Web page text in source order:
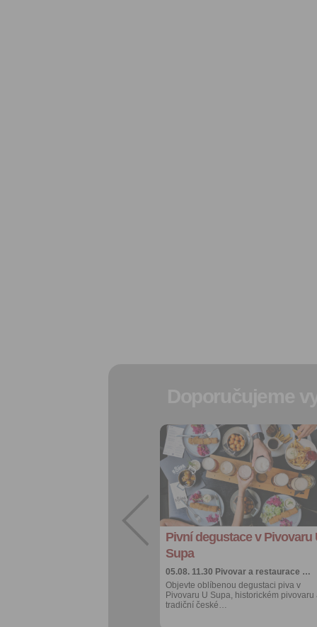
Pivní degustace v Pivovaru
Supa
05.08. 11.30 Pivovar a restaurace …
Objevte oblíbenou degustaci piva v
Pivovaru U Supa, historickém pivovaru
tradiční české…
Přidat do
oblíbených
Sdílet:
Facebook
export do
kalendáře
Více výhod pro